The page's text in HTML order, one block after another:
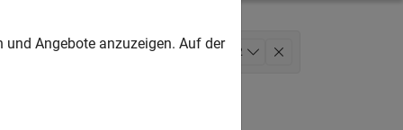
2
Angebote anzuzeigen. Auf der